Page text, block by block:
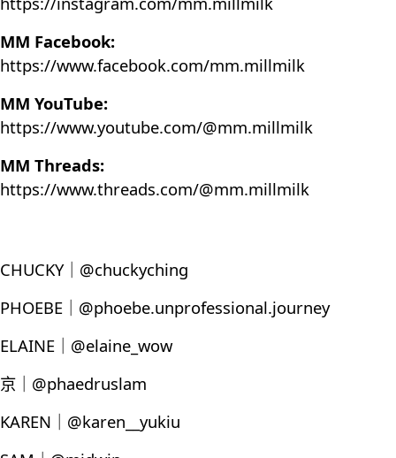
MM Facebook:
https://www.facebook.com/mm.millmilk
MM YouTube:
https://www.youtube.com/@mm.millmilk
MM Threads:
https://www.threads.com/@mm.millmilk
CHUCKY｜@chuckyching
PHOEBE｜@phoebe.unprofessional.journey
ELAINE｜@elaine_wow
京｜@phaedruslam
KAREN｜@karen__yukiu